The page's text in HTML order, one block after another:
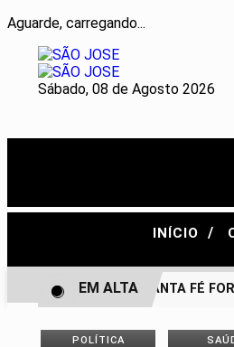
Aguarde, carregando...
Sábado, 08 de Agosto 2026
INÍCIO /
BONITO DE SANTA FÉ
EM ALTA
POLÍTICA